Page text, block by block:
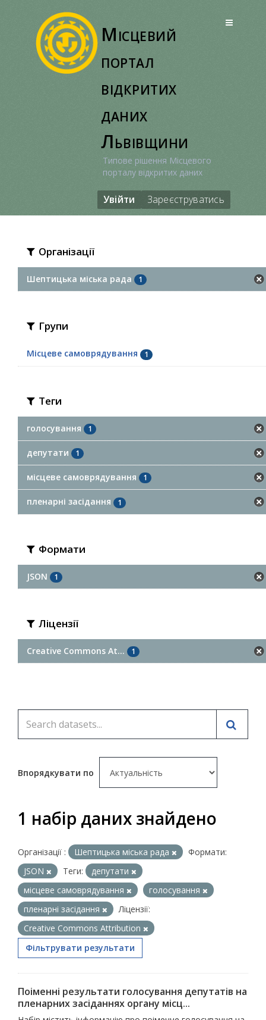
Місцевий
портал
відкритих
даних
Львівщини
Типове рішення Місцевого
порталу відкритих даних
Увійти Зареєструватись
Організації
Шептицька міська рада 1
Групи
Місцеве самоврядування 1
Теги
голосування 1
депутати 1
місцеве самоврядування 1
пленарні засідання 1
Формати
JSON 1
Ліцензії
Creative Commons At... 1
Впорядкувати по
1 набір даних знайдено
Організації : Шептицька міська рада
Формати:
JSON
Теги:
депутати
місцеве самоврядування
голосування
пленарні засідання
Ліцензії:
Creative Commons Attribution
Фільтрувати результати
Поіменні результати голосування депутатів на
пленарних засіданнях органу місц...